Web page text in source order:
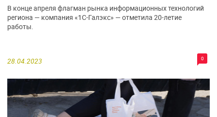
28.04.2023 0
В конце апреля флагман рынка информационных технологий
региона — компания «1С-Галэкс» — отметила 20-летие
работы.